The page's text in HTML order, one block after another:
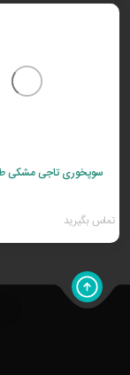
سوپخوری تاجی مشکی
تماس بگیرید